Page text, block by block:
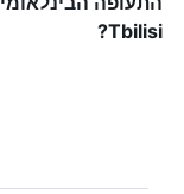
Tbilisi?